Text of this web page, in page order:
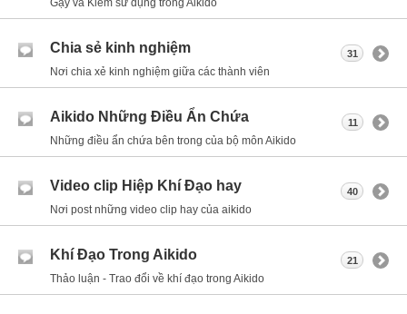
Gậy và Kiếm sử dụng trong Aikido
Chia sẻ kinh nghiệm
Nơi chia xẻ kinh nghiệm giữa các thành viên
31
Aikido Những Điều Ẩn Chứa
Những điều ẩn chứa bên trong của bộ môn Aikido
11
Video clip Hiệp Khí Đạo hay
Nơi post những video clip hay của aikido
40
Khí Đạo Trong Aikido
Thảo luận - Trao đổi về khí đạo trong Aikido
21